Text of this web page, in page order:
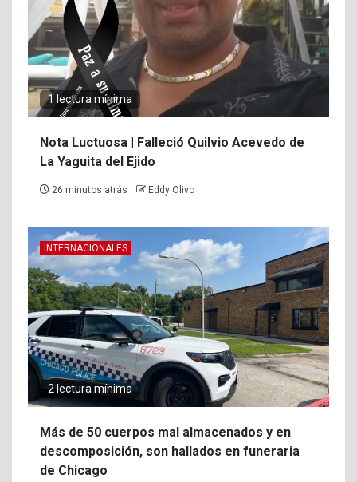
1 lectura mínima
Nota Luctuosa | Falleció Quilvio Acevedo de
La Yaguita del Ejido
26 minutos atrás Eddy Olivo
INTERNACIONALES
2 lectura mínima
Más de 50 cuerpos mal almacenados y en
descomposición, son hallados en funeraria
de Chicago